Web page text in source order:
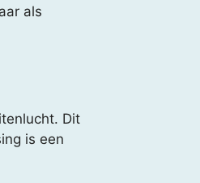
als
Dit
is een